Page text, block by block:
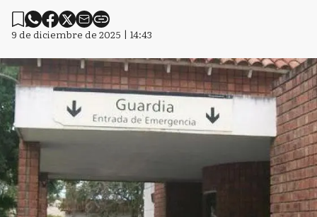
9 de diciembre de 2025 | 14:43